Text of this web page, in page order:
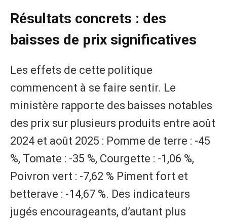
Résultats concrets : des
baisses de prix significatives
Les effets de cette politique
commencent à se faire sentir. Le
ministère rapporte des baisses notables
des prix sur plusieurs produits entre août
2024 et août 2025 : Pomme de terre : -45
%, Tomate : -35 %, Courgette : -1,06 %,
Poivron vert : -7,62 % Piment fort et
betterave : -14,67 %. Des indicateurs
jugés encourageants, d’autant plus